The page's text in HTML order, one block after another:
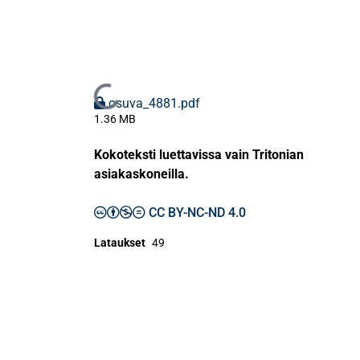
Ladataan...
osuva_4881.pdf
1.36 MB
Kokoteksti luettavissa vain Tritonian
asiakaskoneilla.
CC BY-NC-ND 4.0
Lataukset 49